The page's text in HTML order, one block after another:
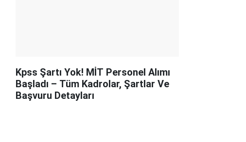
Kpss Şartı Yok! MİT Personel Alımı
Başladı – Tüm Kadrolar, Şartlar Ve
Başvuru Detayları